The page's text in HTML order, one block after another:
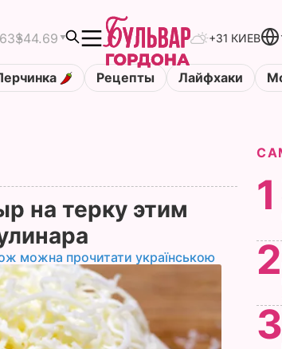
$44.69 +31 КИЕВ
Рецепты Лайфхаки
на терку этим
можна прочитати українською
1
2
3